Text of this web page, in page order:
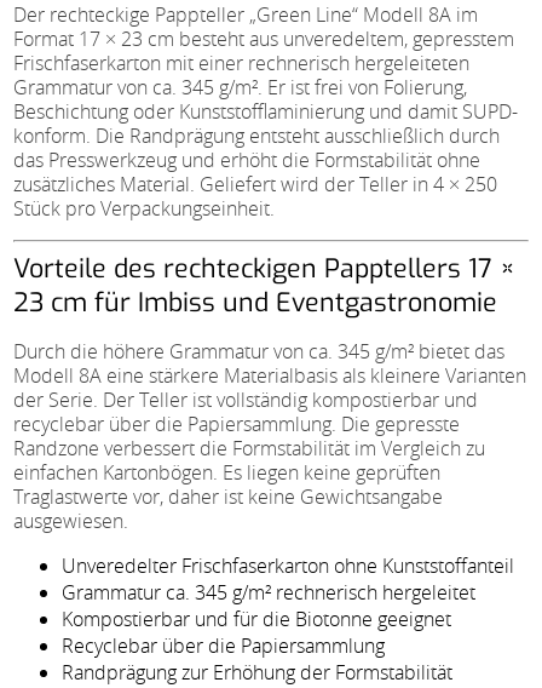
Der rechteckige Pappteller „Green Line“ Modell 8A im
Format 17 × 23 cm besteht aus unveredeltem, gepresstem
Frischfaserkarton mit einer rechnerisch hergeleiteten
Grammatur von ca. 345 g/m². Er ist frei von Folierung,
Beschichtung oder Kunststofflaminierung und damit SUPD-
konform. Die Randprägung entsteht ausschließlich durch
das Presswerkzeug und erhöht die Formstabilität ohne
zusätzliches Material. Geliefert wird der Teller in 4 × 250
Stück pro Verpackungseinheit.
Vorteile des rechteckigen Papptellers 17 ×
23 cm für Imbiss und Eventgastronomie
Durch die höhere Grammatur von ca. 345 g/m² bietet das
Modell 8A eine stärkere Materialbasis als kleinere Varianten
der Serie. Der Teller ist vollständig kompostierbar und
recyclebar über die Papiersammlung. Die gepresste
Randzone verbessert die Formstabilität im Vergleich zu
einfachen Kartonbögen. Es liegen keine geprüften
Traglastwerte vor, daher ist keine Gewichtsangabe
ausgewiesen.
Unveredelter Frischfaserkarton ohne Kunststoffanteil
Grammatur ca. 345 g/m² rechnerisch hergeleitet
Kompostierbar und für die Biotonne geeignet
Recyclebar über die Papiersammlung
Randprägung zur Erhöhung der Formstabilität